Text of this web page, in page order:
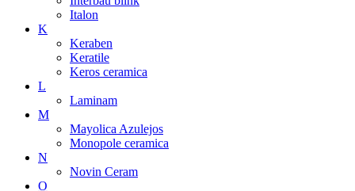
Italon
K
Keraben
Keratile
Keros ceramica
L
Laminam
M
Mayolica Azulejos
Monopole ceramica
N
Novin Ceram
O